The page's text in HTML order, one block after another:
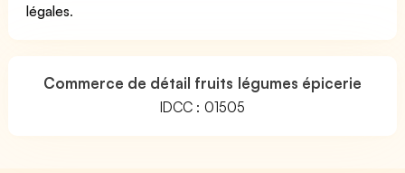
légales.
Commerce de détail fruits légumes épicerie
IDCC : 01505